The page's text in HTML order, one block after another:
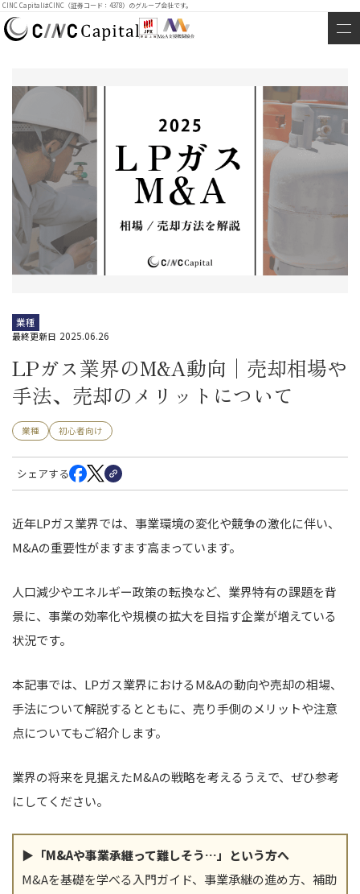
CINC CapitalはCINC（証券コード：4378）のグループ会社です。
業種
最終更新日 2025.06.26
LPガス業界のM&A動向│売却相場や
手法、売却のメリットについて
業種 初心者向け
シェアする
近年LPガス業界では、事業環境の変化や競争の激化に伴い、
M&Aの重要性がますます高まっています。
人口減少やエネルギー政策の転換など、業界特有の課題を背
景に、事業の効率化や規模の拡大を目指す企業が増えている
状況です。
本記事では、LPガス業界におけるM&Aの動向や売却の相場、
手法について解説するとともに、売り手側のメリットや注意
点についてもご紹介します。
業界の将来を見据えたM&Aの戦略を考えるうえで、ぜひ参考
にしてください。
▶「M&Aや事業承継って難しそう…」という方へ
M&Aを基礎を学べる入門ガイド、事業承継の進め方、補助